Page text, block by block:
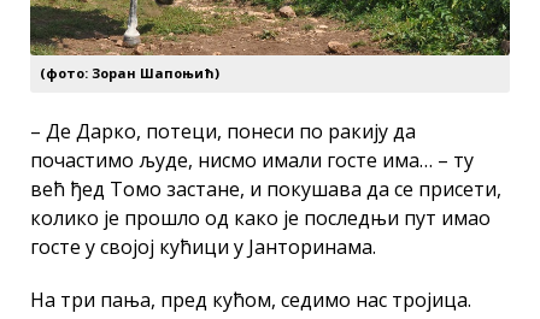
(фото: Зоран Шапоњић)
– Де Дарко, потеци, понеси по ракију да
почастимо људе, нисмо имали госте има… – ту
већ ђед Томо застане, и покушава да се присети,
колико је прошло од како је последњи пут имао
госте у својој кућици у Јанторинама.
На три пања, пред кућом, седимо нас тројица.